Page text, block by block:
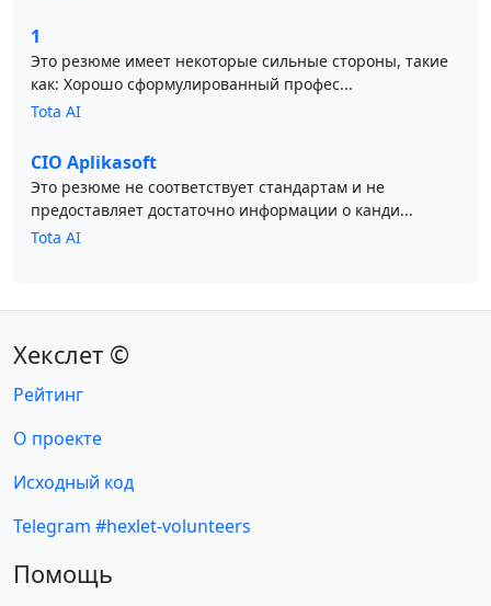
1
Это резюме имеет некоторые сильные стороны, такие
как: Хорошо сформулированный профес...
Tota AI
CIO Aplikasoft
Это резюме не соответствует стандартам и не
предоставляет достаточно информации о канди...
Tota AI
Хекслет ©
Рейтинг
О проекте
Исходный код
Telegram #hexlet-volunteers
Помощь